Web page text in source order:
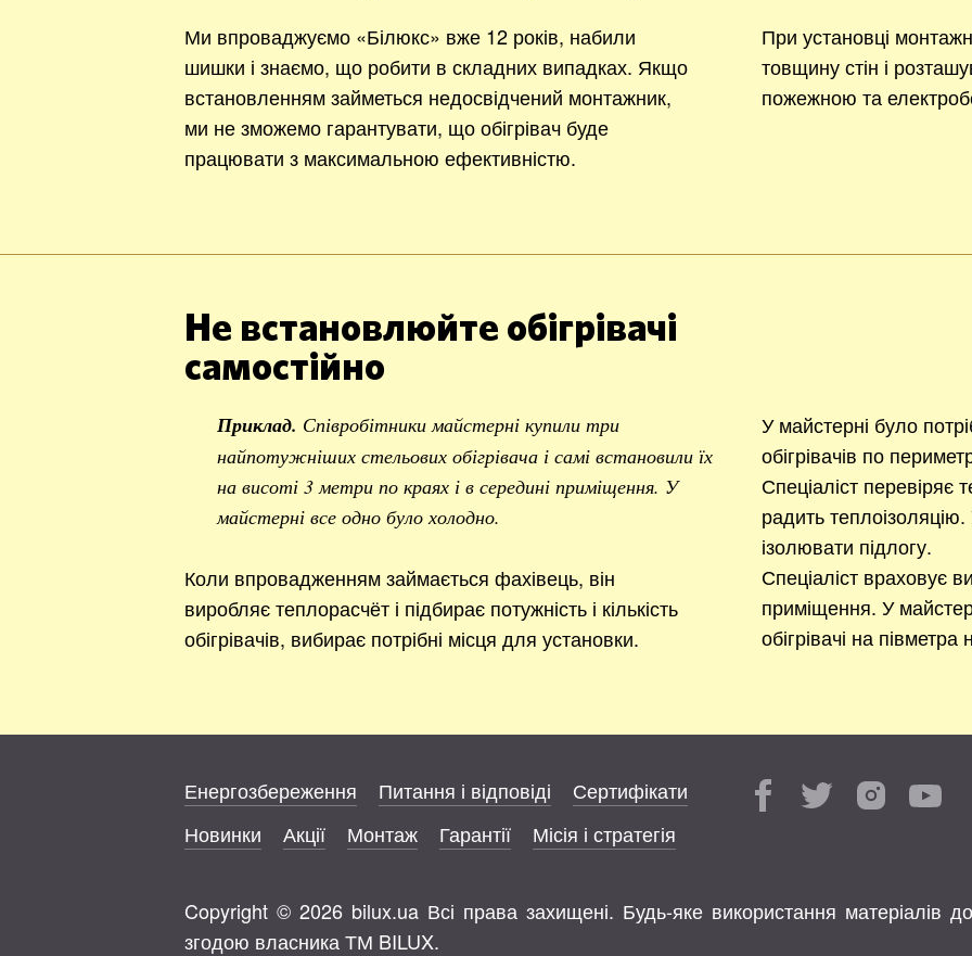
Ми впроваджуємо «Білюкс» вже 12 років, набили
шишки і знаємо, що робити в складних випадках. Якщо
встановленням займеться недосвідчений монтажник,
ми не зможемо гарантувати, що обігрівач буде
працювати з максимальною ефективністю.
При установці
товщину стін і
пожежною та
Не встановлюйте обігрівачі
самостійно
Приклад. Співробітники майстерні купили три
найпотужніших стельових обігрівача і самі встановили їх
на висоті 3 метри по краях і в середині приміщення. У
майстерні все одно було холодно.
Коли впровадженням займається фахівець, він
виробляє теплорасчёт і підбирає потужність і кількість
обігрівачів, вибирає потрібні місця для установки.
У майстерні було
обігрівачів по
Спеціаліст перевіряє
радить
ізолювати підлогу.
Спеціаліст враховує
приміщення. У
обігрівачі на півметра
Енергозбереження Питання і відповіді
Сертифікати
Новинки
Акції Монтаж Гарантії Місія і стратегія
Copyright © 2026 bilux.ua Всі права захищені. Будь-яке використання матеріалів
згодою власника ТМ BILUX.